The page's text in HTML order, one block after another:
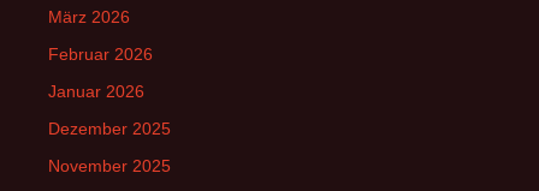
März 2026
Februar 2026
Januar 2026
Dezember 2025
November 2025